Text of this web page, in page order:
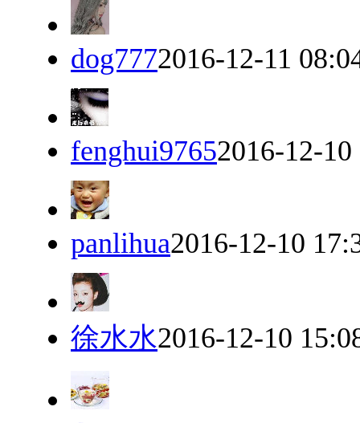
dog7772016-12-11
fenghui97652016-12-10
panlihua2016-12-10
徐水水2016-12-10